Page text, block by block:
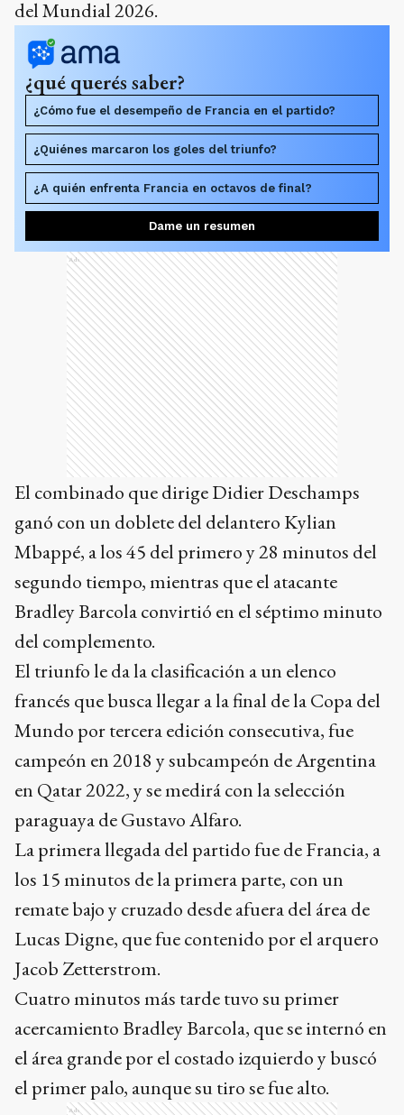
del Mundial 2026.
¿qué querés saber?
¿Cómo fue el desempeño de Francia en el partido?
¿Quiénes marcaron los goles del triunfo?
¿A quién enfrenta Francia en octavos de final?
Dame un resumen
Ads
El combinado que dirige Didier Deschamps
ganó con un doblete del delantero Kylian
Mbappé, a los 45 del primero y 28 minutos del
segundo tiempo, mientras que el atacante
Bradley Barcola convirtió en el séptimo minuto
del complemento.
El triunfo le da la clasificación a un elenco
francés que busca llegar a la final de la Copa del
Mundo por tercera edición consecutiva, fue
campeón en 2018 y subcampeón de Argentina
en Qatar 2022, y se medirá con la selección
paraguaya de Gustavo Alfaro.
La primera llegada del partido fue de Francia, a
los 15 minutos de la primera parte, con un
remate bajo y cruzado desde afuera del área de
Lucas Digne, que fue contenido por el arquero
Jacob Zetterstrom.
Cuatro minutos más tarde tuvo su primer
acercamiento Bradley Barcola, que se internó en
el área grande por el costado izquierdo y buscó
el primer palo, aunque su tiro se fue alto.
Ads